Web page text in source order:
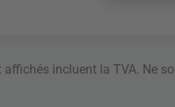
affichés incluent la TVA. Ne